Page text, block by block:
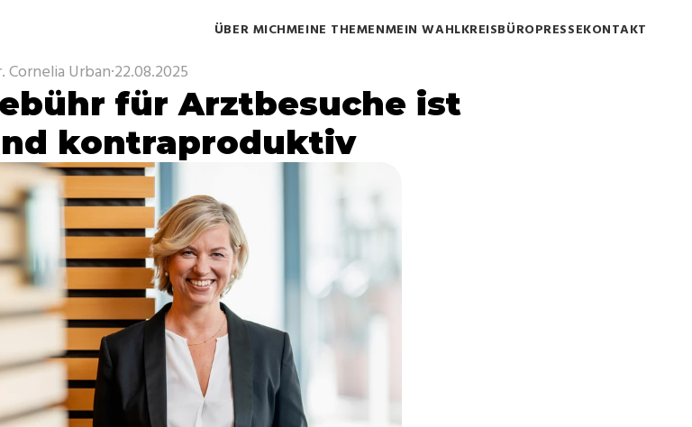
ÜBER MICHMEINE THEMENMEIN WAHLKREISBÜROPRESSEKONTAKT
Cornelia Urban·22.08.2025
für Arztbesuche ist
kontraproduktiv